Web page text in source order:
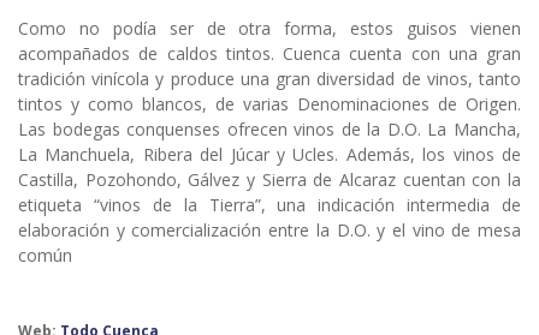
Como no podía ser de otra forma, estos guisos vienen
acompañados de caldos tintos. Cuenca cuenta con una gran
tradición vinícola y produce una gran diversidad de vinos, tanto
tintos y como blancos, de varias Denominaciones de Origen.
Las bodegas conquenses ofrecen vinos de la D.O. La Mancha,
La Manchuela, Ribera del Júcar y Ucles. Además, los vinos de
Castilla, Pozohondo, Gálvez y Sierra de Alcaraz cuentan con la
etiqueta “vinos de la Tierra”, una indicación intermedia de
elaboración y comercialización entre la D.O. y el vino de mesa
común
Web: Todo Cuenca